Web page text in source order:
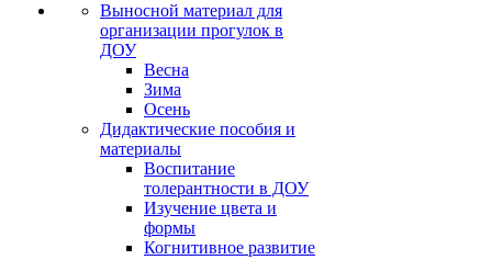
Выносной материал для
организации прогулок в
ДОУ
Весна
Зима
Осень
Дидактические пособия и
материалы
Воспитание
толерантности в ДОУ
Изучение цвета и
формы
Когнитивное развитие